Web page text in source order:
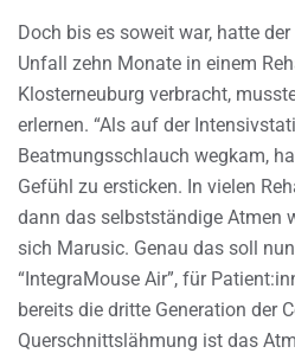
Doch bis es soweit war, hatte
Unfall zehn Monate in einem
Klosterneuburg verbracht,
erlernen. “Als auf der
Beatmungsschlauch wegkam,
Gefühl zu ersticken. In vielen
dann das selbstständige Atmen
sich Marusic. Genau das soll
“IntegraMouse Air”, für
bereits die dritte Generation der
Querschnittslähmung ist das